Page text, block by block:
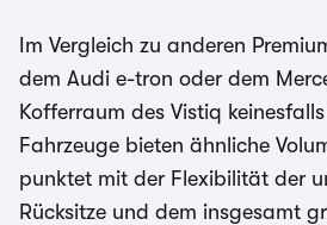
Im Vergleich zu anderen
dem Audi e-tron oder dem
Kofferraum des Vistiq
Fahrzeuge bieten ähnliche
punktet mit der Flexibilität der
Rücksitze und dem insgesamt